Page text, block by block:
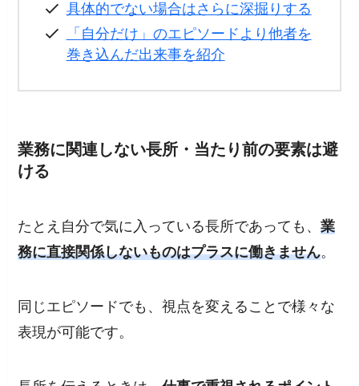
具体的でない場合はさらに深掘りする
「自分だけ」のエピソードより他者を
巻き込んだ出来事を紹介
業務に関連しない長所・当たり前の要素は避
ける
たとえ自分で気に入っている長所であっても、業
務に直接関係しないものはプラスに働きません。
同じエピソードでも、視点を変えることで様々な
表現が可能です。